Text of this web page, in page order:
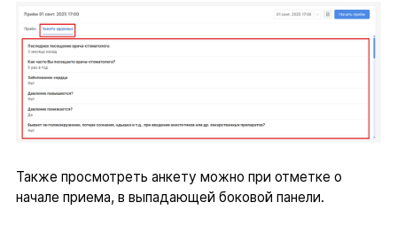
Также просмотреть анкету можно при отметке о
начале приема, в выпадающей боковой панели.